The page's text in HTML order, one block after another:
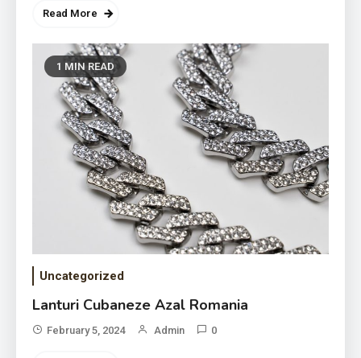
Read More
1 MIN READ
Uncategorized
Lanturi Cubaneze Azal Romania
February 5, 2024 Admin 0